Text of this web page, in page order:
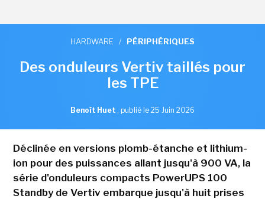
HARDWARE / PÉRIPHÉRIQUES
Des onduleurs Vertiv taillés pour
les TPE
Benoît Huet , publié le 25 Juin 2026
Déclinée en versions plomb-étanche et lithium-
ion pour des puissances allant jusqu'à 900 VA, la
série d'onduleurs compacts PowerUPS 100
Standby de Vertiv embarque jusqu'à huit prises